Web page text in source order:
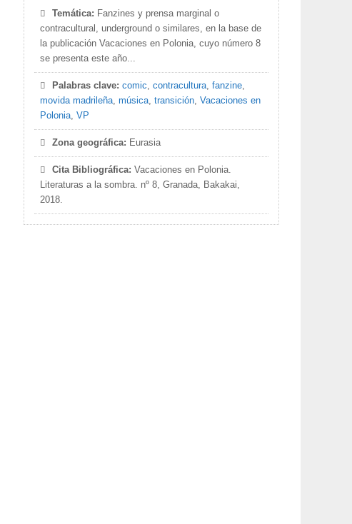
Temática: Fanzines y prensa marginal o
contracultural, underground o similares, en la base de
la publicación Vacaciones en Polonia, cuyo número 8
se presenta este año...
Palabras clave: comic, contracultura, fanzine,
movida madrileña, música, transición, Vacaciones en
Polonia, VP
Zona geográfica: Eurasia
Cita Bibliográfica: Vacaciones en Polonia.
Literaturas a la sombra. nº 8, Granada, Bakakai,
2018.